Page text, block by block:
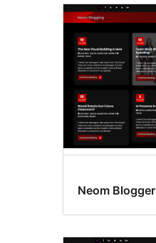
Neom Blogger